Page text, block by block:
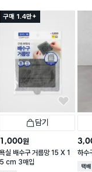
구매 1.4만+
담기
1,000원
욕실 배수구 거름망 15 X 1
5 cm 3매입
하수
택배